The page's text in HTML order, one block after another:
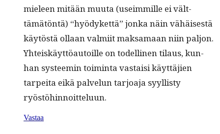
mieleen mitään muu­ta (useim­mille ei vält­
tämätön­tä) “hyödyket­tä” jon­ka näin vähäis­es­tä
käytöstä ollaan valmi­it mak­samaan niin paljon.
Yhteiskäyt­töau­toille on todel­li­nen tilaus, kun­
han sys­teemin toim­inta vas­taisi käyt­täjien
tarpei­ta eikä palvelun tar­joa­ja syyl­listy
ryöstöhinnoitteluun.
Vastaa